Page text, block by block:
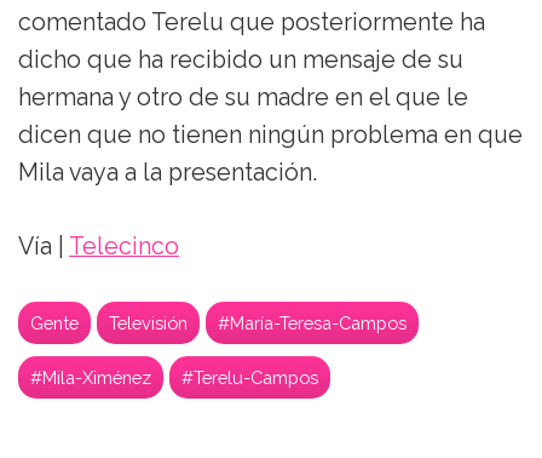
comentado Terelu que posteriormente ha
dicho que ha recibido un mensaje de su
hermana y otro de su madre en el que le
dicen que no tienen ningún problema en que
Mila vaya a la presentación.
Vía | Telecinco
Gente Televisión #María-Teresa-Campos
#Mila-Ximénez #Terelu-Campos